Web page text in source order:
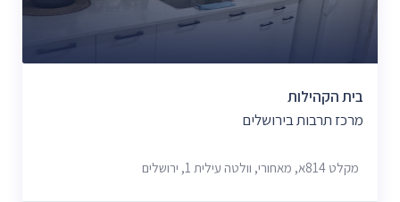
בית הקהילות
מרכז תרבות בירושלים
מקלט 814א, מאחורי, וולטה עילית 1, ירושלים